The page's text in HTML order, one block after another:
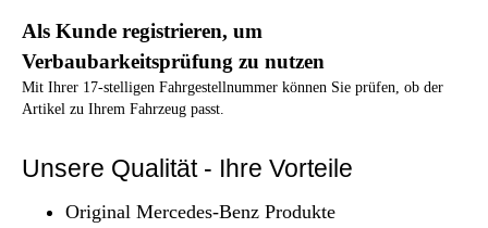
Als Kunde registrieren, um
Verbaubarkeitsprüfung zu nutzen
Mit Ihrer 17-stelligen Fahrgestellnummer können Sie prüfen, ob der
Artikel zu Ihrem Fahrzeug passt.
Unsere Qualität - Ihre Vorteile
Original Mercedes-Benz Produkte